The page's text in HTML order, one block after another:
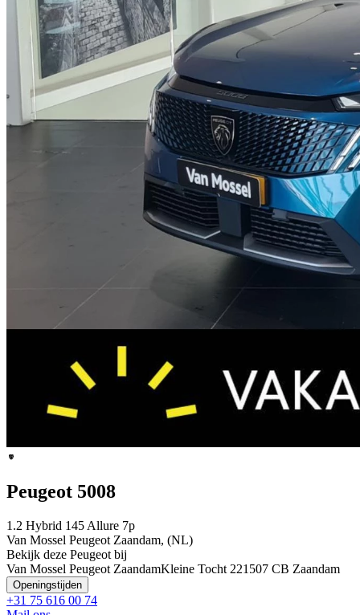
Peugeot 5008
1.2 Hybrid 145 Allure 7p
Van Mossel Peugeot Zaandam, (NL)
Bekijk deze Peugeot bij
Van Mossel Peugeot ZaandamKleine Tocht 221507 CB Zaandam
Openingstijden
+31 75 616 00 74